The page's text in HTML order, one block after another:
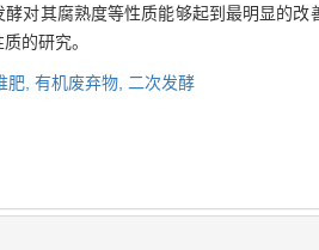
对其腐熟度等性质能够起到最明显的
的研究。
肥, 有机废弃物, 二次发酵